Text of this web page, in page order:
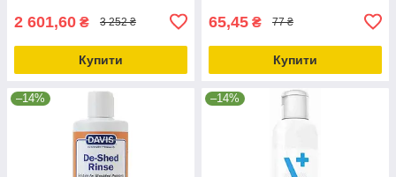
2 601,60 ₴ 3 252 ₴
Купити
65,45 ₴ 77 ₴
Купити
–14% –14%